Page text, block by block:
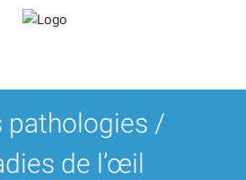
pathologies /
de l’œil